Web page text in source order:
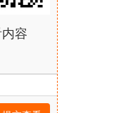
容